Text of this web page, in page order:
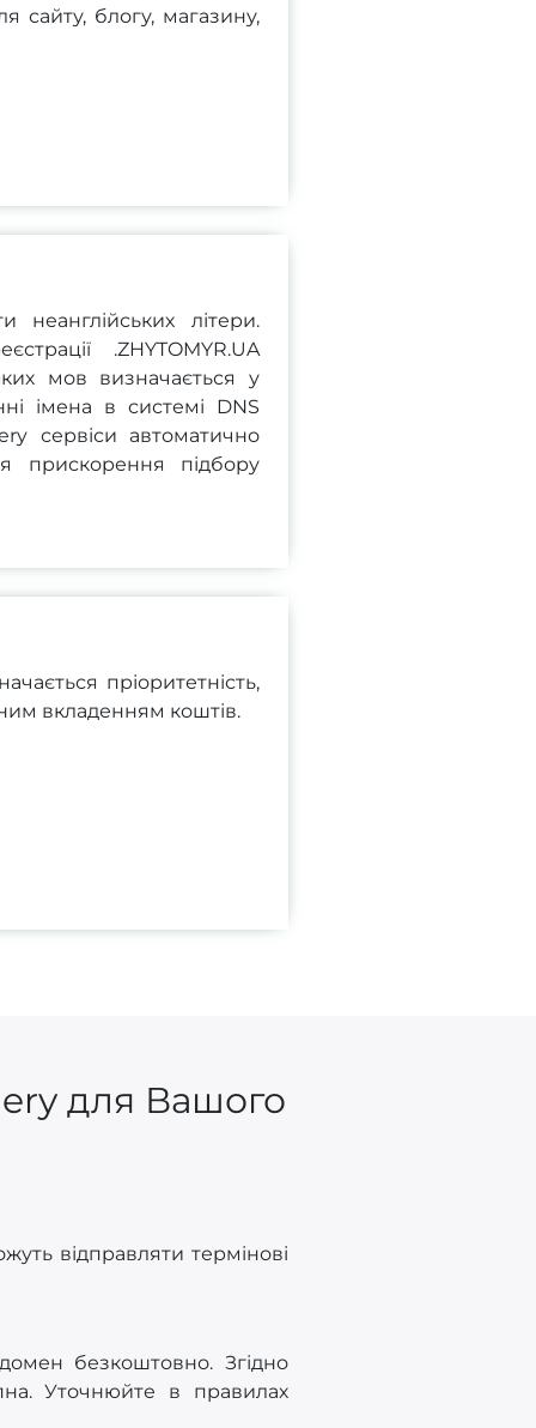
сайту, блогу, магазину,
літери.
.ZHYTOMYR.UA
мов визначається у
імена в системі DNS
сервіси автоматично
прискорення підбору
пріоритетність,
вкладенням коштів.
для Вашого
відправляти термінові
безкоштовно. Згідно
Уточнюйте в правилах